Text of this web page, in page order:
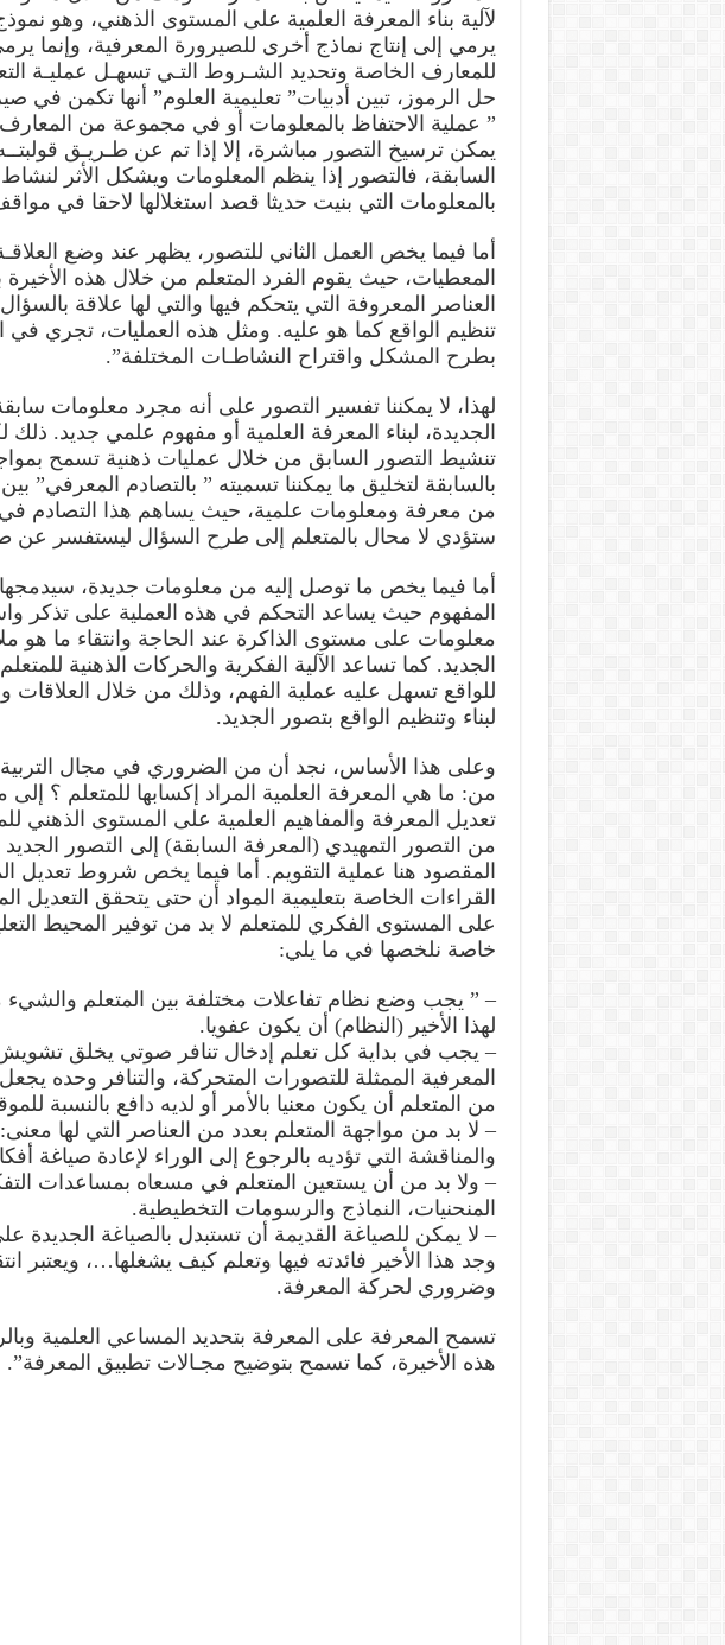
لآلية بناء المعرفة العلمية على المستوى الذهني، وهو
يرمي إلى إنتاج نماذج أخرى للصيرورة المعرفية، وإنما
للمعارف الخاصة وتحديد الشـروط التـي تسهـل عمليـة
حل الرموز، تبين أدبيات” تعليمية العلوم” أنها تكمن في
” عملية الاحتفاظ بالمعلومات أو في مجموعة من المعارف
يمكن ترسيخ التصور مباشرة، إلا إذا تم عن طـريـق قولبتــه
السابقة، فالتصور إذا ينظم المعلومات ويشكل الأثر
بالمعلومات التي بنيت حديثا قصد استغلالها لاحقا في
المعطيات، حيث يقوم الفرد المتعلم من خلال هذه
العناصر المعروفة التي يتحكم فيها والتي لها علاقة
تنظيم الواقع كما هو عليه. ومثل هذه العمليات، تجري
بطرح المشكل واقتراح النشاطـات المختلفة”.
لهذا، لا يمكننا تفسير التصور على أنه مجرد معلومات
الجديدة، لبناء المعرفة العلمية أو مفهوم علمي جديد.
تنشيط التصور السابق من خلال عمليات ذهنية تسمح
بالسابقة لتخليق ما يمكننا تسميته ” بالتصادم المعرفي”
من معرفة ومعلومات علمية، حيث يساهم هذا التصادم في
ستؤدي لا محال بالمتعلم إلى طرح السؤال ليستفسر عن
أما فيما يخص ما توصل إليه من معلومات جديدة، سيدمجها
المفهوم حيث يساعد التحكم في هذه العملية على تذكر
معلومات على مستوى الذاكرة عند الحاجة وانتقاء ما هو
الجديد. كما تساعد الآلية الفكرية والحركات الذهنية
للواقع تسهل عليه عملية الفهم، وذلك من خلال العلاقات
لبناء وتنظيم الواقع بتصور الجديد.
وعلى هذا الأساس، نجد أن من الضروري في مجال التربية
من: ما هي المعرفة العلمية المراد إكسابها للمتعلم ؟ إلى
تعديل المعرفة والمفاهيم العلمية على المستوى الذهني
من التصور التمهيدي (المعرفة السابقة) إلى التصور
المقصود هنا عملية التقويم. أما فيما يخص شروط تعديل
القراءات الخاصة بتعليمية المواد أن حتى يتحقق التعديل
على المستوى الفكري للمتعلم لا بد من توفير المحيط
خاصة نلخصها في ما يلي:
– ” يجب وضع نظام تفاعلات مختلفة بين المتعلم والشيء
لهذا الأخير (النظام) أن يكون عفويا.
– يجب في بداية كل تعلم إدخال تنافر صوتي يخلق
المعرفية الممثلة للتصورات المتحركة، والتنافر وحده
من المتعلم أن يكون معنيا بالأمر أو لديه دافع بالنسبة
– لا بد من مواجهة المتعلم بعدد من العناصر التي لها
والمناقشة التي تؤديه بالرجوع إلى الوراء لإعادة صياغة
– ولا بد من أن يستعين المتعلم في مسعاه بمساعدات
المنحنيات، النماذج والرسومات التخطيطية.
– لا يمكن للصياغة القديمة أن تستبدل بالصياغة الجديدة
وجد هذا الأخير فائدته فيها وتعلم كيف يشغلها…، ويعتبر
وضروري لحركة المعرفة.
تسمح المعرفة على المعرفة بتحديد المساعي العلمية
هذه الأخيرة، كما تسمح بتوضيح مجـالات تطبيق المعرفة”.